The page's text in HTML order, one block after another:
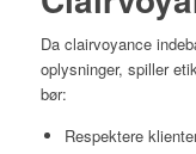
Da clairvoyance
oplysninger, spiller
bør:
Respektere